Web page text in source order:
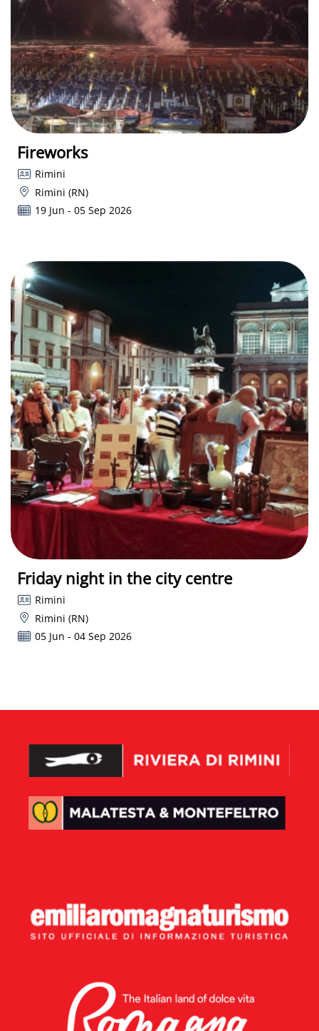
Fireworks
Rimini
Rimini (RN)
19 Jun - 05 Sep 2026
Friday night in the city centre
Rimini
Rimini (RN)
05 Jun - 04 Sep 2026